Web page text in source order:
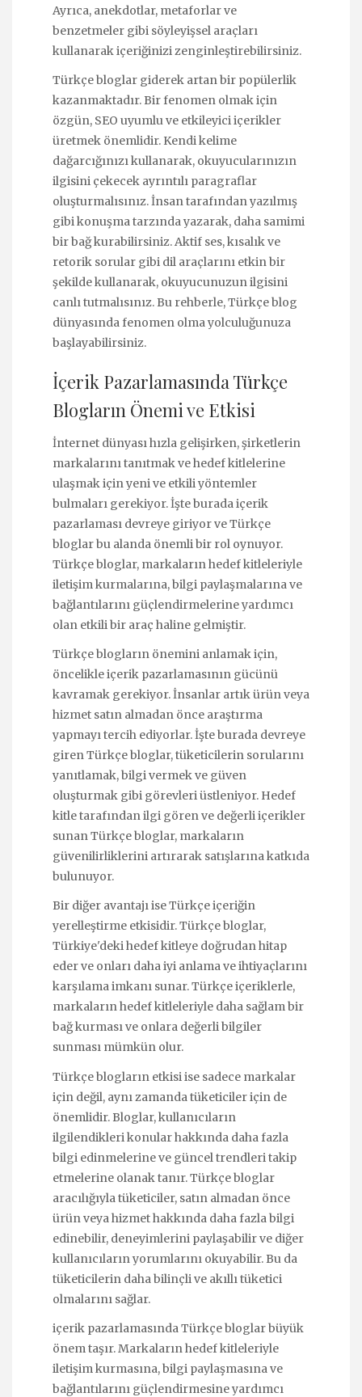
Ayrıca, anekdotlar, metaforlar ve
benzetmeler gibi söyleyişsel araçları
kullanarak içeriğinizi zenginleştirebilirsiniz.
Türkçe bloglar giderek artan bir popülerlik
kazanmaktadır. Bir fenomen olmak için
özgün, SEO uyumlu ve etkileyici içerikler
üretmek önemlidir. Kendi kelime
dağarcığınızı kullanarak, okuyucularınızın
ilgisini çekecek ayrıntılı paragraflar
oluşturmalısınız. İnsan tarafından yazılmış
gibi konuşma tarzında yazarak, daha samimi
bir bağ kurabilirsiniz. Aktif ses, kısalık ve
retorik sorular gibi dil araçlarını etkin bir
şekilde kullanarak, okuyucunuzun ilgisini
canlı tutmalısınız. Bu rehberle, Türkçe blog
dünyasında fenomen olma yolculuğunuza
başlayabilirsiniz.
İçerik Pazarlamasında Türkçe
Blogların Önemi ve Etkisi
İnternet dünyası hızla gelişirken, şirketlerin
markalarını tanıtmak ve hedef kitlelerine
ulaşmak için yeni ve etkili yöntemler
bulmaları gerekiyor. İşte burada içerik
pazarlaması devreye giriyor ve Türkçe
bloglar bu alanda önemli bir rol oynuyor.
Türkçe bloglar, markaların hedef kitleleriyle
iletişim kurmalarına, bilgi paylaşmalarına ve
bağlantılarını güçlendirmelerine yardımcı
olan etkili bir araç haline gelmiştir.
Türkçe blogların önemini anlamak için,
öncelikle içerik pazarlamasının gücünü
kavramak gerekiyor. İnsanlar artık ürün veya
hizmet satın almadan önce araştırma
yapmayı tercih ediyorlar. İşte burada devreye
giren Türkçe bloglar, tüketicilerin sorularını
yanıtlamak, bilgi vermek ve güven
oluşturmak gibi görevleri üstleniyor. Hedef
kitle tarafından ilgi gören ve değerli içerikler
sunan Türkçe bloglar, markaların
güvenilirliklerini artırarak satışlarına katkıda
bulunuyor.
Bir diğer avantajı ise Türkçe içeriğin
yerelleştirme etkisidir. Türkçe bloglar,
Türkiye'deki hedef kitleye doğrudan hitap
eder ve onları daha iyi anlama ve ihtiyaçlarını
karşılama imkanı sunar. Türkçe içeriklerle,
markaların hedef kitleleriyle daha sağlam bir
bağ kurması ve onlara değerli bilgiler
sunması mümkün olur.
Türkçe blogların etkisi ise sadece markalar
için değil, aynı zamanda tüketiciler için de
önemlidir. Bloglar, kullanıcıların
ilgilendikleri konular hakkında daha fazla
bilgi edinmelerine ve güncel trendleri takip
etmelerine olanak tanır. Türkçe bloglar
aracılığıyla tüketiciler, satın almadan önce
ürün veya hizmet hakkında daha fazla bilgi
edinebilir, deneyimlerini paylaşabilir ve diğer
kullanıcıların yorumlarını okuyabilir. Bu da
tüketicilerin daha bilinçli ve akıllı tüketici
olmalarını sağlar.
içerik pazarlamasında Türkçe bloglar büyük
önem taşır. Markaların hedef kitleleriyle
iletişim kurmasına, bilgi paylaşmasına ve
bağlantılarını güçlendirmesine yardımcı